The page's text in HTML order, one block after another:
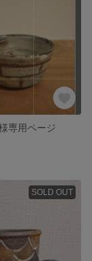
専用ページ
SOLD OUT